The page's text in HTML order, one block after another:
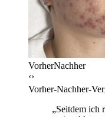
VorherNachher
‹›
Vorher-Nachher-
„Seitdem ich